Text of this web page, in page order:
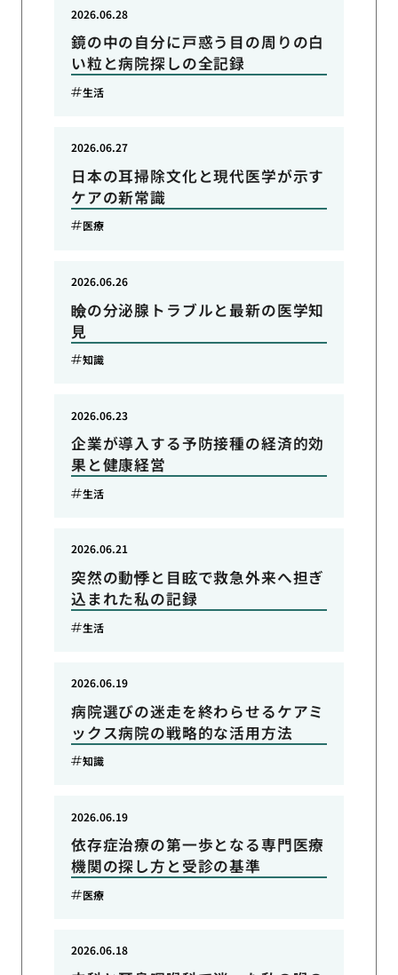
鏡の中の自分に戸惑う目の周りの白
い粒と病院探しの全記録
2026.06.28
生活
日本の耳掃除文化と現代医学が示す
ケアの新常識
2026.06.27
医療
瞼の分泌腺トラブルと最新の医学知
見
2026.06.26
知識
企業が導入する予防接種の経済的効
果と健康経営
2026.06.23
生活
突然の動悸と目眩で救急外来へ担ぎ
込まれた私の記録
2026.06.21
生活
病院選びの迷走を終わらせるケアミ
ックス病院の戦略的な活用方法
2026.06.19
知識
依存症治療の第一歩となる専門医療
機関の探し方と受診の基準
2026.06.19
医療
2026.06.18